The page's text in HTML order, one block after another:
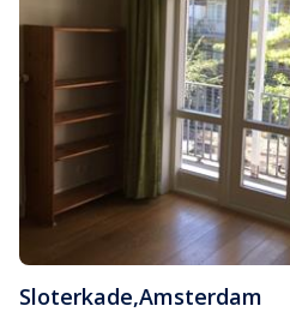
Sloterkade,Amsterdam